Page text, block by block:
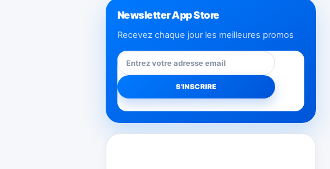
Newsletter App Store
Recevez chaque jour les meilleures promos